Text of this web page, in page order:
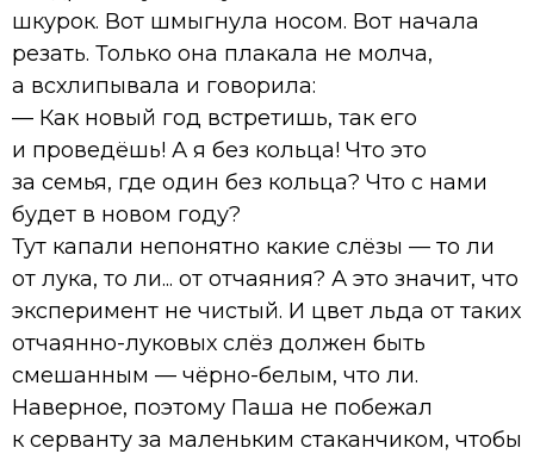
шкурок. Вот шмыгнула носом. Вот начала
резать. Только она плакала не молча,
а всхлипывала и говорила:
— Как новый год встретишь, так его
и проведёшь! А я без кольца! Что это
за семья, где один без кольца? Что с нами
будет в новом году?
Тут капали непонятно какие слёзы — то ли
от лука, то ли... от отчаяния? А это значит, что
эксперимент не чистый. И цвет льда от таких
отчаянно-луковых слёз должен быть
смешанным — чёрно-белым, что ли.
Наверное, поэтому Паша не побежал
к серванту за маленьким стаканчиком, чтобы